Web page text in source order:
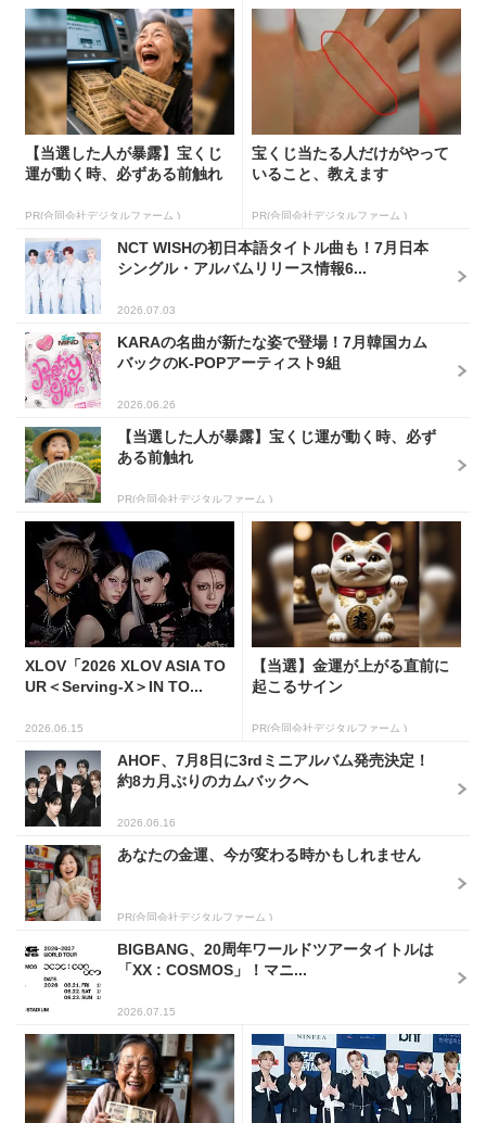
【当選した人が暴露】宝くじ
運が動く時、必ずある前触れ
PR(合同会社デジタルファーム )
宝くじ当たる人だけがやって
いること、教えます
PR(合同会社デジタルファーム )
NCT WISHの初日本語タイトル曲も！7月日本
シングル・アルバムリリース情報6...
2026.07.03
KARAの名曲が新たな姿で登場！7月韓国カム
バックのK-POPアーティスト9組
2026.06.26
【当選した人が暴露】宝くじ運が動く時、必ず
ある前触れ
PR(合同会社デジタルファーム )
XLOV「2026 XLOV ASIA TO
UR＜Serving-X＞IN TO...
2026.06.15
【当選】金運が上がる直前に
起こるサイン
PR(合同会社デジタルファーム )
AHOF、7月8日に3rdミニアルバム発売決定！
約8カ月ぶりのカムバックへ
2026.06.16
あなたの金運、今が変わる時かもしれません
PR(合同会社デジタルファーム )
BIGBANG、20周年ワールドツアータイトルは
「XX : COSMOS」！マニ...
2026.07.15